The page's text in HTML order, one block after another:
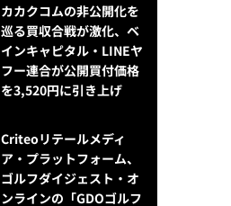
カカクコムの非公開化を
巡る買収合戦が激化、ベ
インキャピタル・LINEヤ
フー連合が公開買付価格
を3,520円に引き上げ
Criteoリテールメディ
ア・プラットフォーム、
ゴルフダイジェスト・オ
ンラインの「GDOゴルフ